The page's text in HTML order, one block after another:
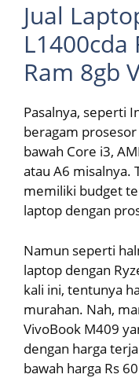
Jual
L1400cda
Ram 8gb
Pasalnya, seperti
beragam
bawah Core i3,
atau A6 misalnya.
memiliki budget
laptop dengan
Namun seperti
laptop dengan
kali ini, tentunya
murahan. Nah,
VivoBook M409
dengan harga
bawah harga Rs